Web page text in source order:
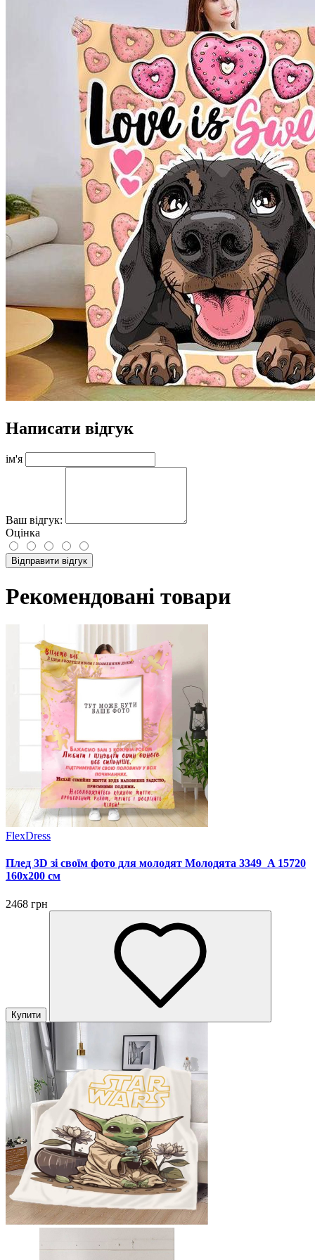
Написати відгук
ім'я
Ваш відгук:
Оцінка
Відправити відгук
Рекомендовані товари
FlexDress
Плед 3D зі своїм фото для молодят Молодята 3349_A 15720
160х200 см
2468 грн
Купити